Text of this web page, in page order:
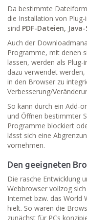
Da bestimmte
die Installation von
sind PDF-Dateien,
Auch der
Programme, mit denen
lassen, werden als Plug-
dazu verwendet
in den Browser zu
Verbesserung/
So kann durch ein Add-
und Öffnen bestimmter
Programme blockiert
lässt sich eine
vornehmen.
Den geeigneten
Die rasche Entwicklung
Webbrowser vollzog
Internet bzw. das World
hielt. So waren die
zunächst für PCs